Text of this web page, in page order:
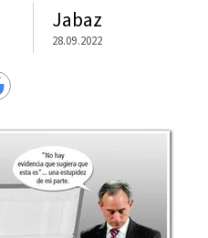
Jabaz
28.09.2022